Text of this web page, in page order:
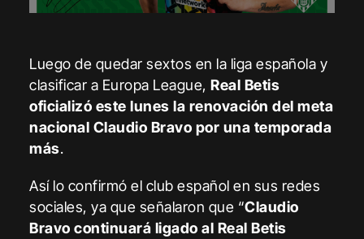
Luego de quedar sextos en la liga española y
clasificar a Europa League,Real Betis
oficializó este lunes la renovación del meta
nacional Claudio Bravo por una temporada
más.
Así lo confirmó el club español en sus redes
sociales, ya que señalaron que “Claudio
Bravo continuará ligado al Real Betis